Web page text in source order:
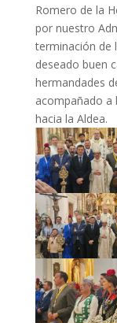
Romero de la
por nuestro
terminación de
deseado buen
hermandades
acompañado a
hacia la Aldea.